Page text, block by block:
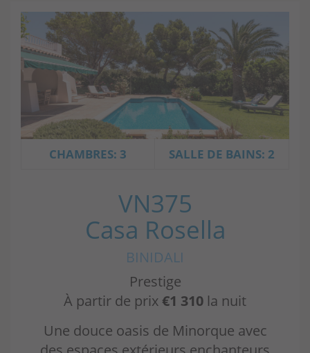
CHAMBRES: 3 SALLE DE BAINS: 2
VN375
Casa Rosella
BINIDALI
Prestige
À partir de prix €1 310 la nuit
Une douce oasis de Minorque avec